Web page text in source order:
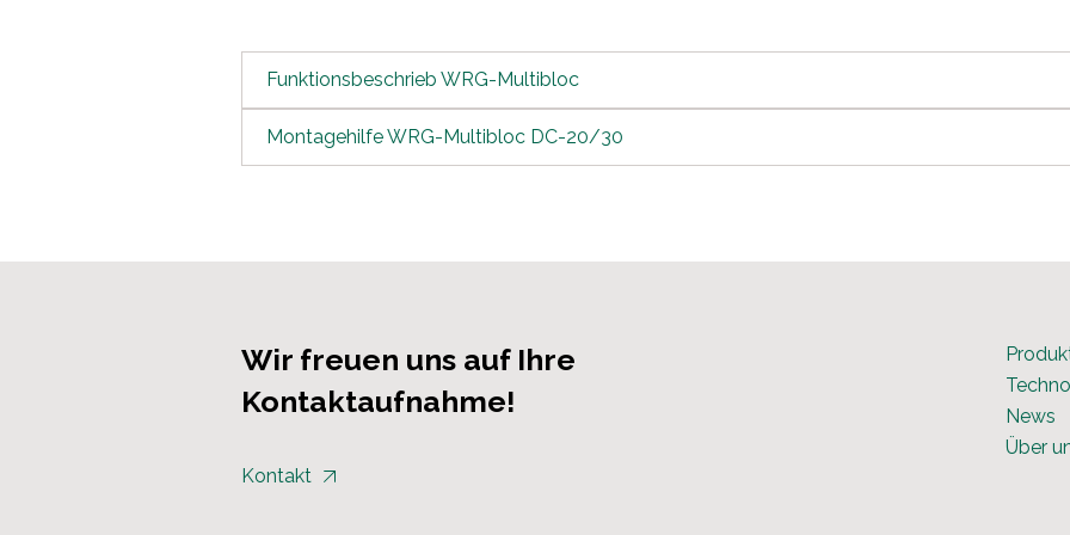
Funktionsbeschrieb WRG-Multibloc
Montagehilfe WRG-Multibloc DC-20/30
Wir freuen uns auf Ihre
Kontaktaufnahme!
Kontakt
News
Über